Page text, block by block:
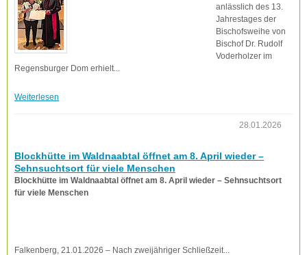
anlässlich des 13.
Jahrestages der
Bischofsweihe von
Bischof Dr. Rudolf
Voderholzer im
Regensburger Dom erhielt...
Weiterlesen
28.01.2026
Blockhütte im Waldnaabtal öffnet am 8. April wieder –
Sehnsuchtsort für viele Menschen
Blockhütte im Waldnaabtal öffnet am 8. April wieder – Sehnsuchtsort
für viele Menschen
Falkenberg, 21.01.2026 – Nach zweijähriger Schließzeit...